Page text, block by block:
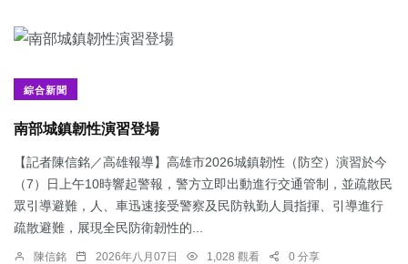
綜合新聞
南部城鎮韌性演習登場
【記者陳信銘／高雄報導】高雄市2026城鎮韌性（防空）演習於今
（7）日上午10時響起警報，警方立即出動進行交通管制，並疏散民
眾引導避難，人、車迅速接受警察及民防執勤人員指揮、引導進行
疏散避難，展現全民防衛韌性的...
陳信銘 2026年八月07日 1,028 觀看 0 分享